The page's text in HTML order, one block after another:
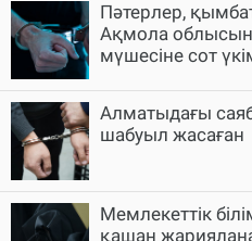
Пәтерлер,
Ақмола
мүшесіне сот
Алматыдағы
шабуыл жасаған
Мемлекеттік
қашан